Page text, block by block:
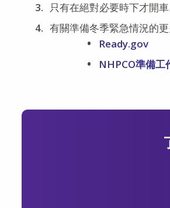
只有在絕對必要時下才開
有關準備冬季緊急情況的
Ready.gov
NHPCO準備工